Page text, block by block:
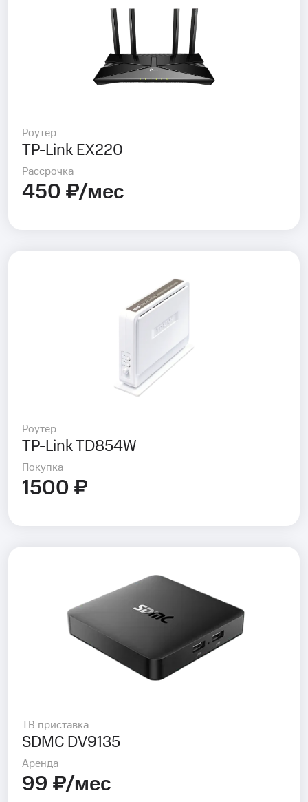
Роутер
TP-Link EX220
Рассрочка
450 ₽/мес
Роутер
TP-Link TD854W
Покупка
1500 ₽
ТВ приставка
SDMC DV9135
Аренда
99 ₽/мес